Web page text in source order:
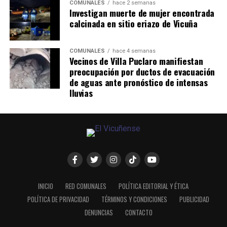
COMUNALES hace 2 semanas
Investigan muerte de mujer encontrada
calcinada en sitio eriazo de Vicuña
COMUNALES hace 4 semanas
Vecinos de Villa Puclaro manifiestan
preocupación por ductos de evacuación
de aguas ante pronóstico de intensas
lluvias
INICIO RED COMUNALES
POLÍTICA EDITORIAL Y ÉTICA
POLÍTICA DE PRIVACIDAD
TÉRMINOS Y CONDICIONES
PUBLICIDAD
DENUNCIAS
CONTACTO